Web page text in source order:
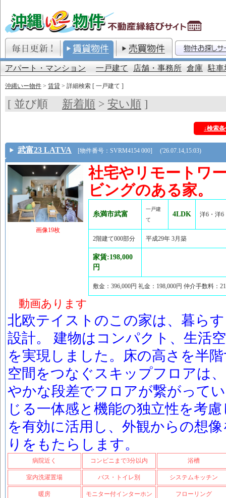
アパート・マンション 一戸建て 店舗・事務所 倉庫 駐車
沖縄いー物件 > 賃貸 > 詳細検索 [ 一戸建て ]
[ 並び順 新着順 > 安い順 ]
↓検索
武富23 LATVA [物件番号：SVRM4154 000] ('26.07.14,15:03)
画像19枚
社宅やリモートワ
ビングのある家。
糸満市武富
一戸建
て
4LDK 洋6・洋6
2階建て000部分 平成29年 3月築
家賃:198,000
円
敷金：396,000円 礼金：198,000円 仲介手数料
動画あります
北欧テイストのこの家は、暮ら
設計。 建物はコンパクト、生活
を実現しました。床の高さを半
空間をつなぐスキップフロアは
やかな段差でフロアが繋がって
じる一体感と機能の独立性を考
を有効に活用し、外観からの想
りをもたらします。
病院近く コンビニまで3分以内 浴槽
室内洗濯置場 バス・トイレ別 システムキッチン
暖房 モニター付インターホン フローリング